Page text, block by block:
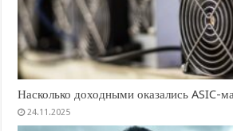
Насколько доходными оказались ASIC-
24.11.2025